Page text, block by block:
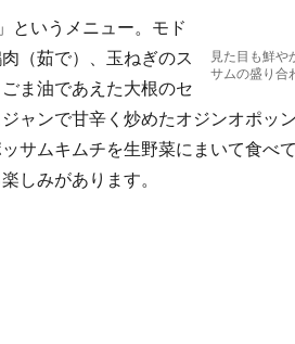
見た目も鮮や
サムの盛り合
いうメニュー。モド
（茹で）、玉ねぎのス
ま油であえた大根のセ
ャンで甘辛く炒めたオジンオポッ
サムキムチを生野菜にまいて食べ
しみがあります。